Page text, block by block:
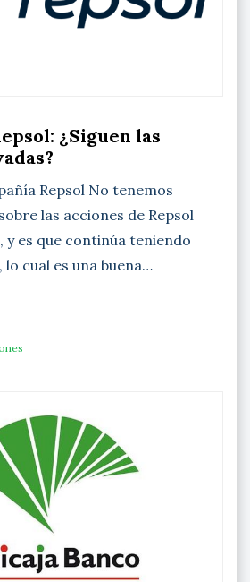
¿Siguen las
Repsol No tenemos
las acciones de Repsol
y es que continúa teniendo
cual es una buena…